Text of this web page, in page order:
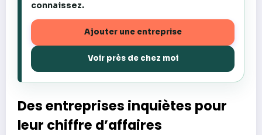
connaissez.
Ajouter une entreprise
Voir près de chez moi
Des entreprises inquiètes pour
leur chiffre d’affaires